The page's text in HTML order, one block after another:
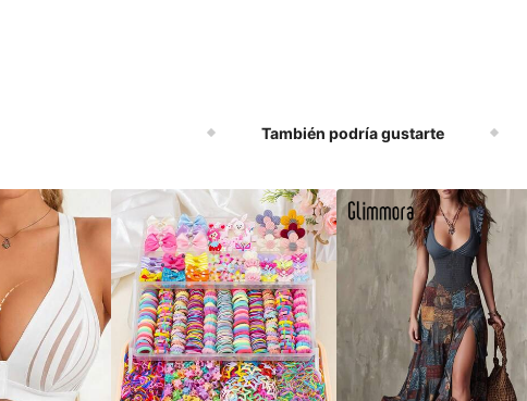
También podría gustarte